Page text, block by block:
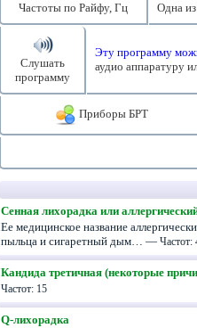
Частоты по Райфу, Гц Одна
Слушать
программу
Эту программу
аудио аппаратуру
Приборы БРТ
Сенная лихорадка или
Ее медицинское название
пыльца и сигаретный дым… — Частот:
Кандида третичная (некоторые
Частот: 15
Q-лихорадка